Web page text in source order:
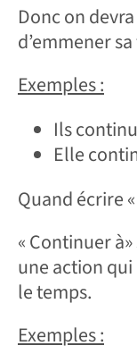
Donc on
d’emmener
Exemples :
Ils
Elle
Quand écrire
« Continuer
une action
le temps.
Exemples :